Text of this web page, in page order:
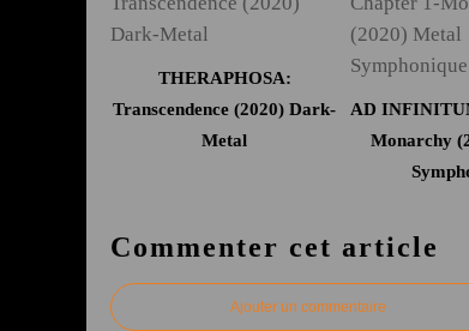
THERAPHOSA:
Transcendence (2020) Dark-
Metal
AD
Monarchy
Commenter cet article
Ajouter un commentaire